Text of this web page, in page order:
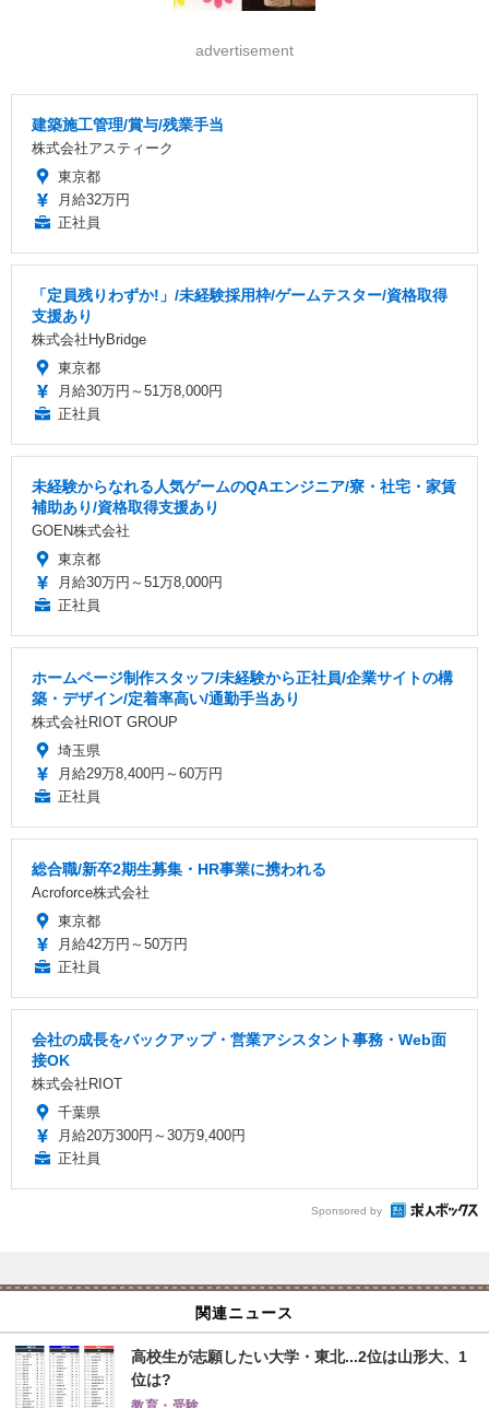
advertisement
建築施工管理/賞与/残業手当
株式会社アスティーク
東京都
月給32万円
正社員
「定員残りわずか!」/未経験採用枠/ゲームテスター/資格取得
支援あり
株式会社HyBridge
東京都
月給30万円～51万8,000円
正社員
未経験からなれる人気ゲームのQAエンジニア/寮・社宅・家賃
補助あり/資格取得支援あり
GOEN株式会社
東京都
月給30万円～51万8,000円
正社員
ホームページ制作スタッフ/未経験から正社員/企業サイトの構
築・デザイン/定着率高い/通勤手当あり
株式会社RIOT GROUP
埼玉県
月給29万8,400円～60万円
正社員
総合職/新卒2期生募集・HR事業に携われる
Acroforce株式会社
東京都
月給42万円～50万円
正社員
会社の成長をバックアップ・営業アシスタント事務・Web面
接OK
株式会社RIOT
千葉県
月給20万300円～30万9,400円
正社員
Sponsored by
関連ニュース
高校生が志願したい大学・東北...2位は山形大、1
位は?